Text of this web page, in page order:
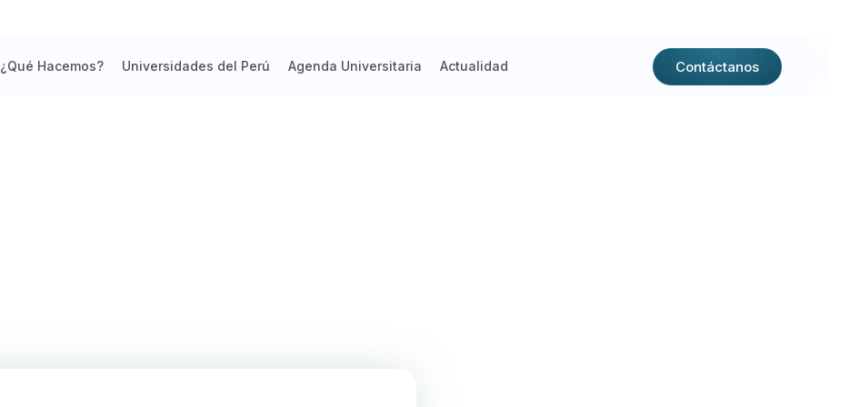
¿Qué Hacemos? Universidades del Perú Agenda Universitaria Actualidad Contáctanos